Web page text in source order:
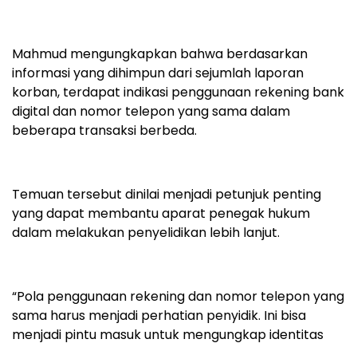
Mahmud mengungkapkan bahwa berdasarkan
informasi yang dihimpun dari sejumlah laporan
korban, terdapat indikasi penggunaan rekening bank
digital dan nomor telepon yang sama dalam
beberapa transaksi berbeda.
Temuan tersebut dinilai menjadi petunjuk penting
yang dapat membantu aparat penegak hukum
dalam melakukan penyelidikan lebih lanjut.
“Pola penggunaan rekening dan nomor telepon yang
sama harus menjadi perhatian penyidik. Ini bisa
menjadi pintu masuk untuk mengungkap identitas